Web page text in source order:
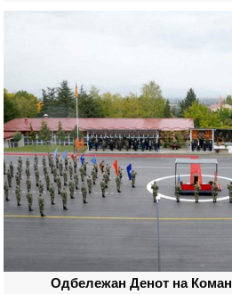
Одбележан Денот на